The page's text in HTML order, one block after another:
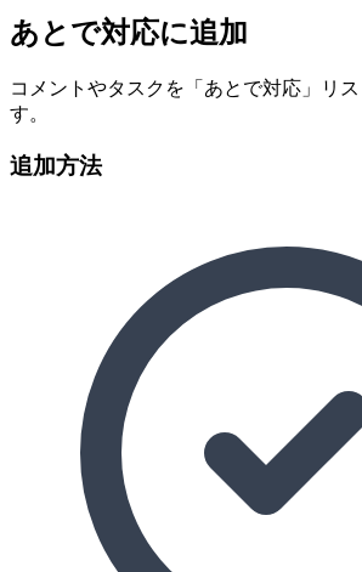
あとで対応に追加
コメントやタスクを「あとで対応」リ
す。
追加方法